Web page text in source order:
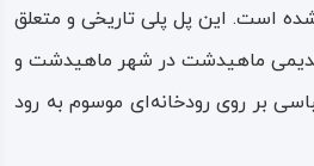
است. این پل پلی تاریخی و متعلق
ماهیدشت در شهر ماهیدشت و
بر روی رودخانه‌ای موسوم به رود